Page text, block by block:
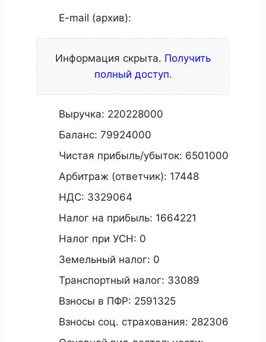
E-mail (архив):
Информация скрыта. Получить
полный доступ.
Выручка: 220228000
Баланс: 79924000
Чистая прибыль/убыток: 6501000
Арбитраж (ответчик): 17448
НДС: 3329064
Налог на прибыль: 1664221
Налог при УСН: 0
Земельный налог: 0
Транспортный налог: 33089
Взносы в ПФР: 2591325
Взносы соц. страхования: 282306